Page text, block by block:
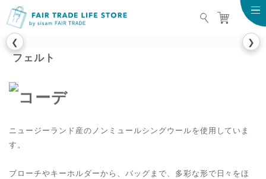
FAIR TRADE LIFE
❮ ❯
フェルト
ニュージーランド産のノンミュールシングウールを使用していま
す。
ブローチやキーホルダーから、バッグまで、多彩な形で日々をほ